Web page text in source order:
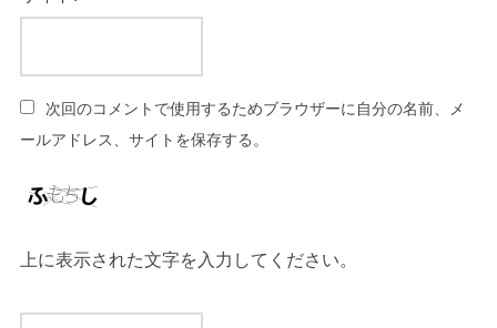
次回のコメントで使用するためブラウザーに自分の名前、メ
ールアドレス、サイトを保存する。
上に表示された文字を入力してください。